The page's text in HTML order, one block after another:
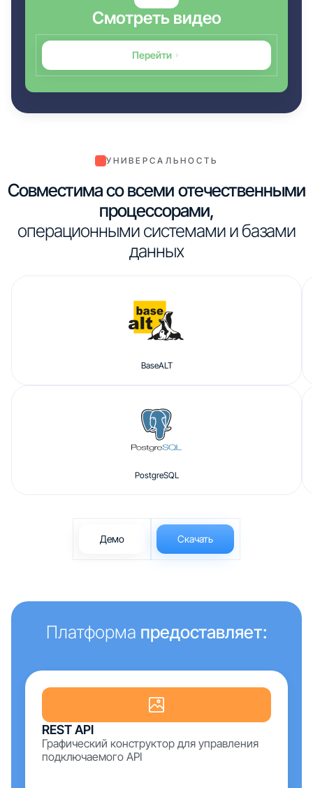
Смотреть видео
Перейти
УНИВЕРСАЛЬНОСТЬ
Совместима со всеми отечественными
процессорами,
операционными системами и базами
данных
BaseALT
PostgreSQL
Демо Скачать
Платформа предоставляет:
REST API
Графический конструктор для управления
подключаемого API